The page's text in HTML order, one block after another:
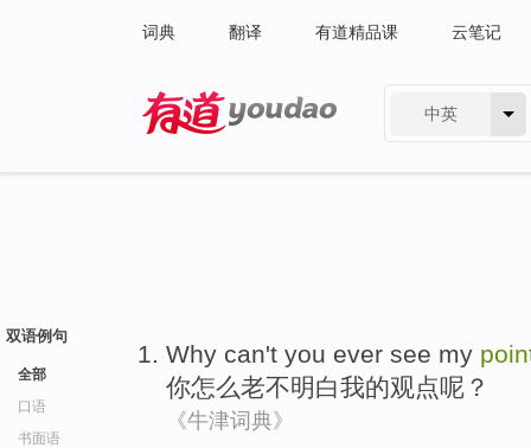
词典 翻译 有道精品课 云笔记
中英
双语例句
全部
口语
书面语
Why can't you ever see my
你怎么老不明白我的观点呢？
《牛津词典》